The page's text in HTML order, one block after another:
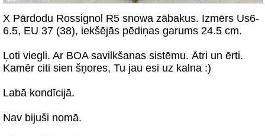
X Pārdodu Rossignol R5 snowa zābakus. Izmērs Us6-
6.5, EU 37 (38), iekšējās pēdiņas garums 24.5 cm.
Ļoti viegli. Ar BOA savilkšanas sistēmu. Ātri un ērti.
Kamēr citi sien šņores, Tu jau esi uz kalna :)
Labā kondīcijā.
Nav bijuši nomā.